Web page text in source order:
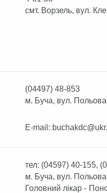
смт. Ворзель, вул.
(04497) 48-853
м. Буча, вул.
E-mail:
тел: (04597) 40-155,
м. Буча, вул.
Головний лікар -